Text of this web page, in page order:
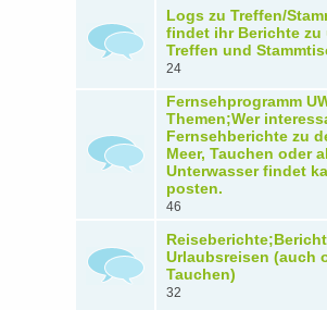
Logs zu Treffen/
findet ihr Berichte zu
Treffen und
24
Fernsehprogramm
Themen;Wer
Fernsehberichte zu
Meer, Tauchen oder
Unterwasser findet
posten.
46
Urlaubsreisen (auch
Tauchen)
32